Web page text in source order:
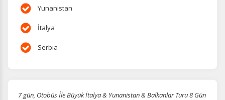
Yunanistan
İtalya
Serbıa
7 gün, Otobüs İle Büyük İtalya & Yunanistan & Balkanlar Turu 8 Gün